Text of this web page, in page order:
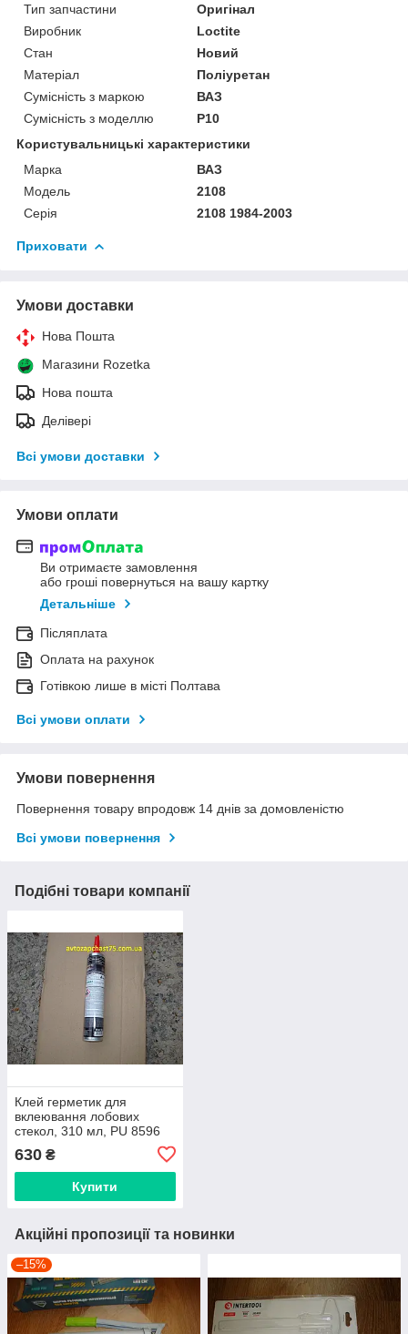
Тип запчастини
Оригінал
Виробник
Loctite
Стан
Новий
Матеріал
Поліуретан
Сумісність з маркою
ВАЗ
Сумісність з моделлю
P10
Користувальницькі характеристики
Марка
ВАЗ
Модель
2108
Серія
2108 1984-2003
Приховати
Умови доставки
Нова Пошта
Магазини Rozetka
Нова пошта
Делівері
Всі умови доставки
Умови оплати
Ви отримаєте замовлення
або гроші повернуться на вашу картку
Детальніше
Післяплата
Оплата на рахунок
Готівкою лише в місті Полтава
Всі умови оплати
Умови повернення
Повернення товару впродовж 14 днів за домовленістю
Всі умови повернення
Подібні товари компанії
Клей герметик для
вклеювання лобових
стекол, 310 мл, PU 8596
630 ₴
Купити
Акційні пропозиції та новинки
–15%